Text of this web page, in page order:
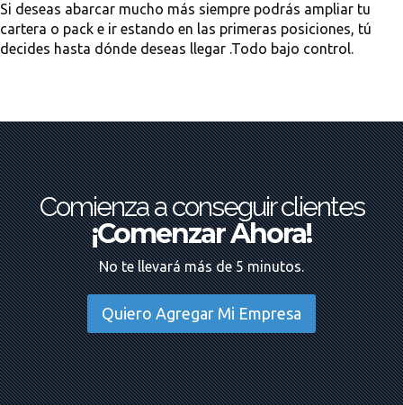
Si deseas abarcar mucho más siempre podrás ampliar tu
cartera o pack e ir estando en las primeras posiciones, tú
decides hasta dónde deseas llegar .Todo bajo control.
Comienza a conseguir clientes
¡Comenzar Ahora!
No te llevará más de 5 minutos.
Quiero Agregar Mi Empresa